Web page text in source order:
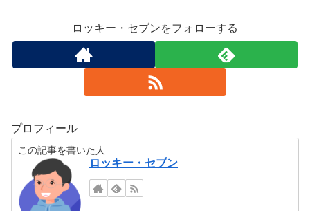
ロッキー・セブンをフォローする
プロフィール
この記事を書いた人
ロッキー・セブン